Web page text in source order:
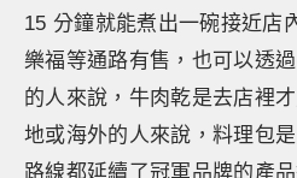
15 分鐘就能煮出一碗接近店
樂福等通路有售，也可以透
的人來說，牛肉乾是去店裡
地或海外的人來說，料理包
路線都延續了冠軍品牌的產